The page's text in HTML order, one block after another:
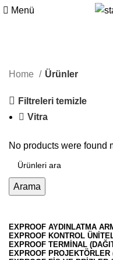
Menü
EXPROOF AYDINLATMA
EXPROOF KONTROL
EXPROOF TERMINAL
EXPROOF PROJEKTÖRLER
Home Ürünler
Filtreleri temizle
Vitra
No products were found
Arama